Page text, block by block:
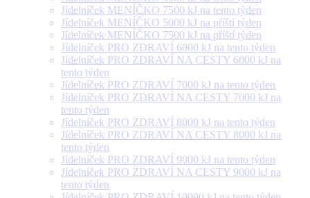
Jídelníček MENÍČKO 7500 kJ na tento týden
Jídelníček MENÍČKO 5000 kJ na příští týden
Jídelníček MENÍČKO 7500 kJ na příští týden
Jídelníček PRO ZDRAVÍ 6000 kJ na tento týden
Jídelníček PRO ZDRAVÍ NA CESTY 6000 kJ na
tento týden
Jídelníček PRO ZDRAVÍ 7000 kJ na tento týden
Jídelníček PRO ZDRAVÍ NA CESTY 7000 kJ na
tento týden
Jídelníček PRO ZDRAVÍ 8000 kJ na tento týden
Jídelníček PRO ZDRAVÍ NA CESTY 8000 kJ na
tento týden
Jídelníček PRO ZDRAVÍ 9000 kJ na tento týden
Jídelníček PRO ZDRAVÍ NA CESTY 9000 kJ na
tento týden